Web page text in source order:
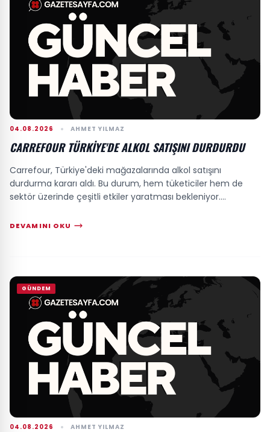
04.08.2026 AHMET YILMAZ
CARREFOUR TÜRKIYE'DE ALKOL SATIŞINI DURDURDU
Carrefour, Türkiye'deki mağazalarında alkol satışını
durdurma kararı aldı. Bu durum, hem tüketiciler hem de
sektör üzerinde çeşitli etkiler yaratması bekleniyor....
DEVAMINI OKU
GÜNDEM
04.08.2026 AHMET YILMAZ